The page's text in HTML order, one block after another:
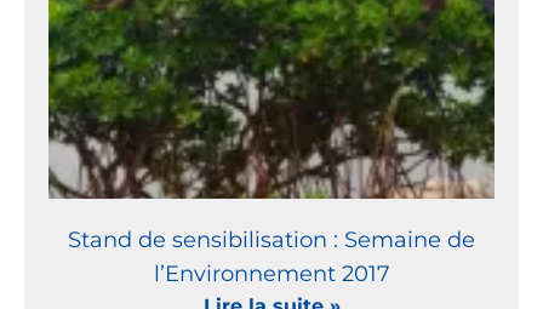
Stand de sensibilisation : Semaine de
l’Environnement 2017